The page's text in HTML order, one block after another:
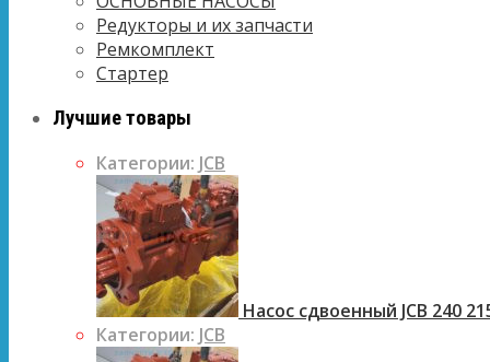
Редукторы и их запчасти
Ремкомплект
Стартер
Лучшие товары
Категории: JCB
Насос сдвоенный JCB 240
Категории: JCB